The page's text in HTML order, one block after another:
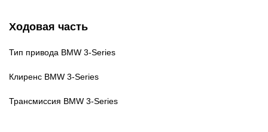
Ходовая часть
Тип привода BMW 3-Series
Клиренс BMW 3-Series
Трансмиссия BMW 3-Series